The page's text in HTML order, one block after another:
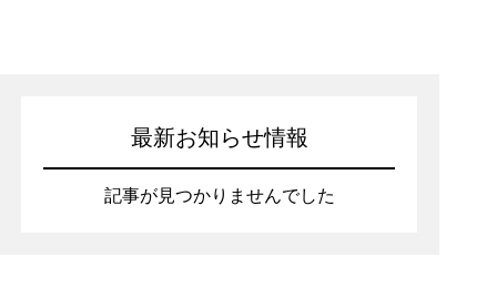
最新お知らせ情報
記事が見つかりませんでした